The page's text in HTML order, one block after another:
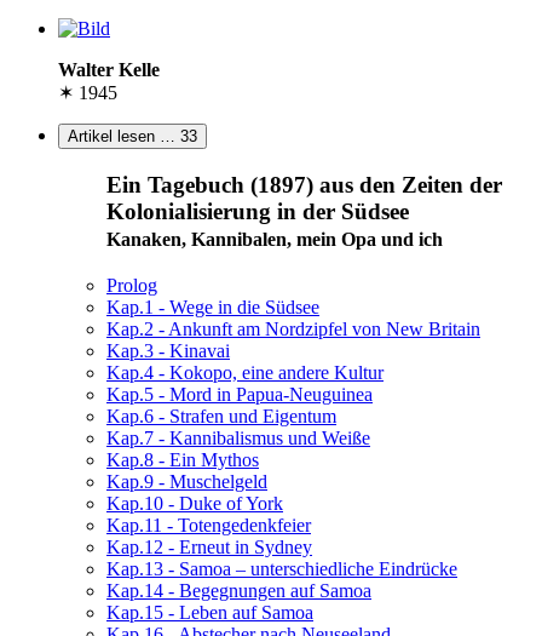
Walter Kelle
✶ 1945
Artikel lesen … 33
Ein Tagebuch (1897) aus den Zeiten der
Kolonialisierung in der Südsee
Kanaken, Kannibalen, mein Opa und ich
Prolog
Kap.1 - Wege in die Südsee
Kap.2 - Ankunft am Nordzipfel von New Britain
Kap.3 - Kinavai
Kap.4 - Kokopo, eine andere Kultur
Kap.5 - Mord in Papua-Neuguinea
Kap.6 - Strafen und Eigentum
Kap.7 - Kannibalismus und Weiße
Kap.8 - Ein Mythos
Kap.9 - Muschelgeld
Kap.10 - Duke of York
Kap.11 - Totengedenkfeier
Kap.12 - Erneut in Sydney
Kap.13 - Samoa – unterschiedliche Eindrücke
Kap.14 - Begegnungen auf Samoa
Kap.15 - Leben auf Samoa